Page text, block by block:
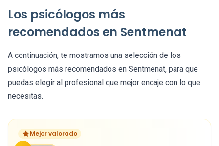
Los psicólogos más
recomendados en Sentmenat
A continuación, te mostramos una selección de los
psicólogos más recomendados en Sentmenat, para que
puedas elegir al profesional que mejor encaje con lo que
necesitas.
Mejor valorado